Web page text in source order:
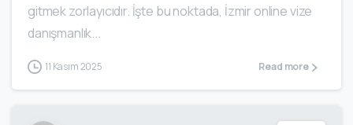
gitmek zorlayıcıdır. İşte bu noktada, İzmir online vize
danışmanlık...
11 Kasım 2025 Read more